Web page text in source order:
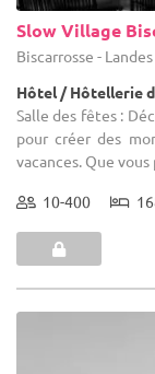
Slow Village
Biscarrosse -
Hôtel / Hôtellerie
Salle des fêtes :
pour créer des
vacances. Que
10-400